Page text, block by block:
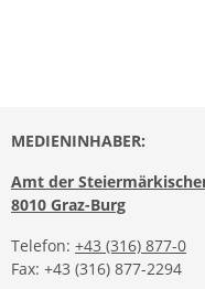
MEDIENINHABER:
Amt der
8010 Graz-Burg
Telefon: +43 (316) 877-0
Fax: +43 (316) 877-2294